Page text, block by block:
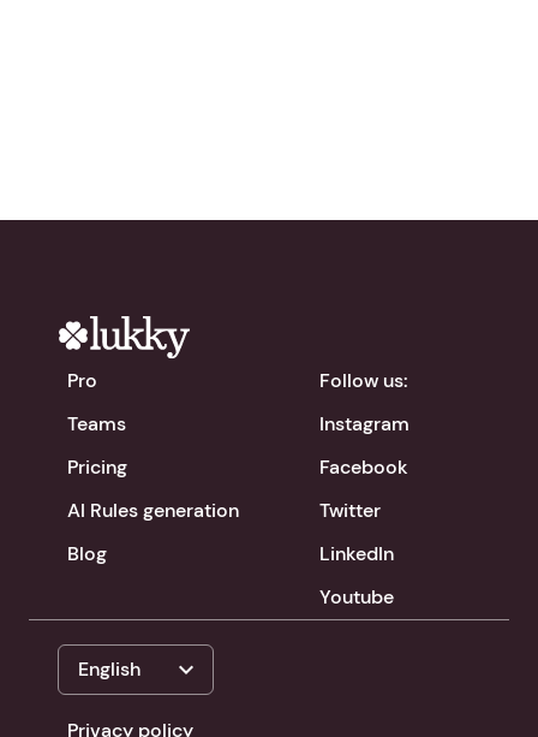
Pro
Teams
Pricing
AI Rules generation
Blog
Follow us:
Instagram
Facebook
Twitter
LinkedIn
Youtube
English expand_more
Privacy policy